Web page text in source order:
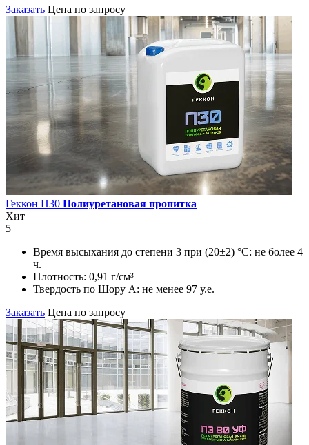
Заказать Цена по запросу
Геккон П30 Полиуретановая пропитка
Хит
5
Время высыхания до степени 3 при (20±2) °С: не более 4
ч.
Плотность: 0,91 г/см³
Твердость по Шору А: не менее 97 у.е.
Заказать Цена по запросу